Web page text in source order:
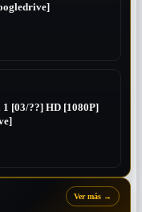
[03/??] HD [1080P]
Ver más →